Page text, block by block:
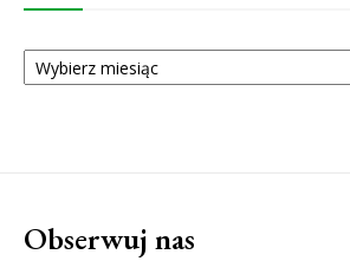
ARCHIWUM
NUMERÓW
Obserwuj nas